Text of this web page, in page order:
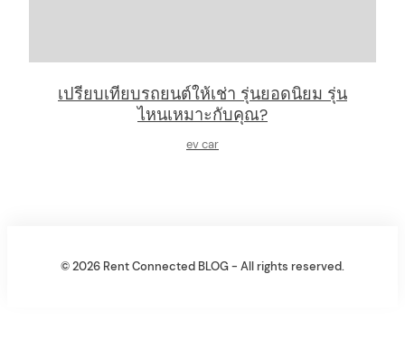
เปรียบเทียบรถยนต์ให้เช่า รุ่นยอดนิยม รุ่น
ไหนเหมาะกับคุณ?
ev car
© 2026 Rent Connected BLOG - All rights reserved.